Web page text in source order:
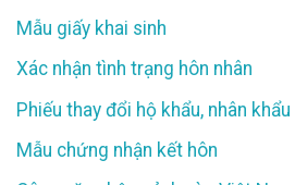
Mẫu giấy khai sinh
Xác nhận tình trạng hôn nhân
Phiếu thay đổi hộ khẩu, nhân khẩu
Mẫu chứng nhận kết hôn